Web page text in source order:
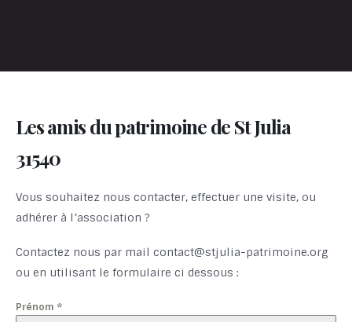
Les amis du patrimoine de St Julia
31540
Vous souhaitez nous contacter, effectuer une visite, ou
adhérer à l’association ?
Contactez nous par mail contact@stjulia-patrimoine.org
ou en utilisant le formulaire ci dessous :
Prénom *